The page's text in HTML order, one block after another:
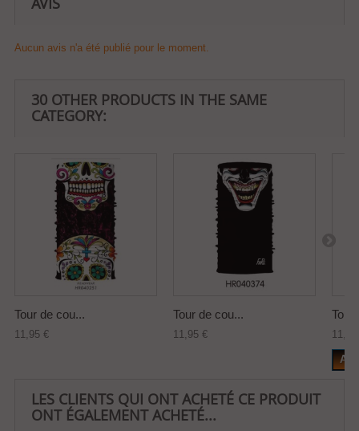
Aucun avis n'a été publié pour le moment.
30 OTHER PRODUCTS IN THE SAME
CATEGORY:
Tour de cou...
11,95 €
Tour de cou...
11,95 €
Tour
LES CLIENTS QUI ONT ACHETÉ CE PRODUIT
ONT ÉGALEMENT ACHETÉ...